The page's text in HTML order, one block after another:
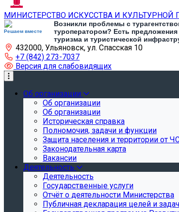
МИНИСТЕРСТВО ИСКУССТВА И
Решаем вместе
Возникли проблемы с
туроператором? Есть
туризма и туристической
Напишите об этом
432000, Ульяновск, ул. Спасская 10
+7 (842) 273-7037
Версия для слабовидящих
Об организации
Об организации
Об организации
Историческая справка
Полномочия, задачи и функции
Защита населения и территории от
Законодательная карта
Вакансии
Деятельность
Деятельность
Государственные услуги
Отчёт о деятельности Министерства
Публичная декларация целей и задач